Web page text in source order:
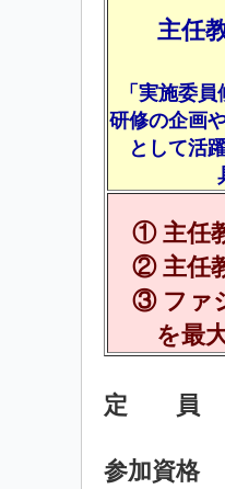
主任
「実施委
研修の企画
として活
① 主任
② 主任
③ ファ
を最大
定 員
参加資格